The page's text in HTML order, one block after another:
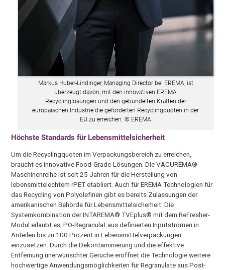
Markus Huber-Lindinger, Managing Director bei EREMA, ist
überzeugt davon, mit den innovativen EREMA
Recyclinglösungen und den gebündelten Kräften der
europäischen Industrie die geforderten Recyclingquoten in der
EU zu erreichen. © EREMA
Höchste Standards für Lebensmittelsicherheit
Um die Recyclingquoten im Verpackungsbereich zu erreichen,
braucht es innovative Food-Grade-Lösungen. Die VACUREMA®
Maschinenreihe ist seit 25 Jahren für die Herstellung von
lebensmittelechtem rPET etabliert. Auch für EREMA Technologien für
das Recycling von Polyolefinen gibt es bereits Zulassungen der
amerikanischen Behörde für Lebensmittelsicherheit: Die
Systemkombination der INTAREMA® TVEplus® mit dem ReFresher-
Modul erlaubt es, PO-Regranulat aus definierten Inputströmen in
Anteilen bis zu 100 Prozent in Lebensmittelverpackungen
einzusetzen. Durch die Dekontaminierung und die effektive
Entfernung unerwünschter Gerüche eröffnet die Technologie weitere
hochwertige Anwendungsmöglichkeiten für Regranulate aus Post-